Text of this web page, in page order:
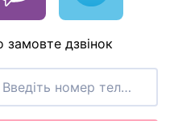
замовте дзвінок